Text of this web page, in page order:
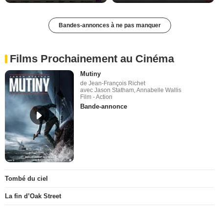
Bandes-annonces à ne pas manquer
Films Prochainement au Cinéma
Mutiny
de Jean-François Richet
avec Jason Statham, Annabelle Wallis
Film - Action
Bande-annonce
Tombé du ciel
La fin d’Oak Street